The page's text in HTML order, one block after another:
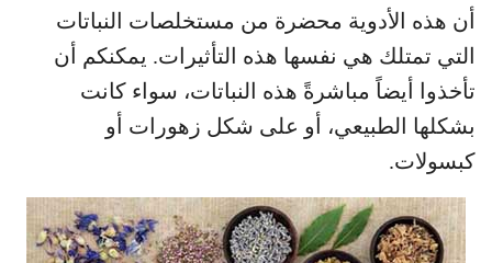
أن هذه الأدوية محضرة من مستخلصات النباتات
التي تمتلك هي نفسها هذه التأثيرات. يمكنكم أن
تأخذوا أيضاً مباشرةً هذه النباتات، سواء كانت
بشكلها الطبيعي، أو على شكل زهورات أو
كبسولات.